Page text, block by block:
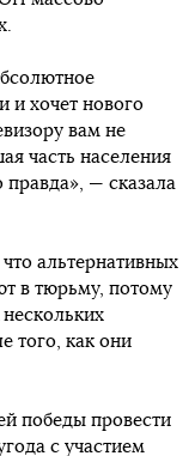
и хочет нового
вам не
часть населения
правда», — сказала
альтернативных
в тюрьму, потому
того, как они
победы провести
с участием